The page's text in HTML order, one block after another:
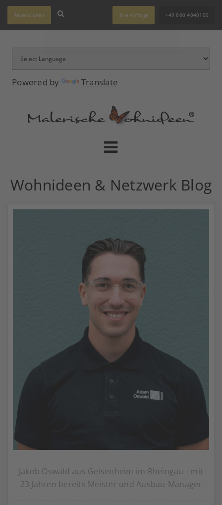
Powered by Translate
Rezensionen Ihre Anfrage +49 800 4040100
Wohnideen & Netzwerk Blog
Jakob Oswald aus Geisenheim im Rheingau - mit
23 Jahren bereits Meister und Ausbau-Manager